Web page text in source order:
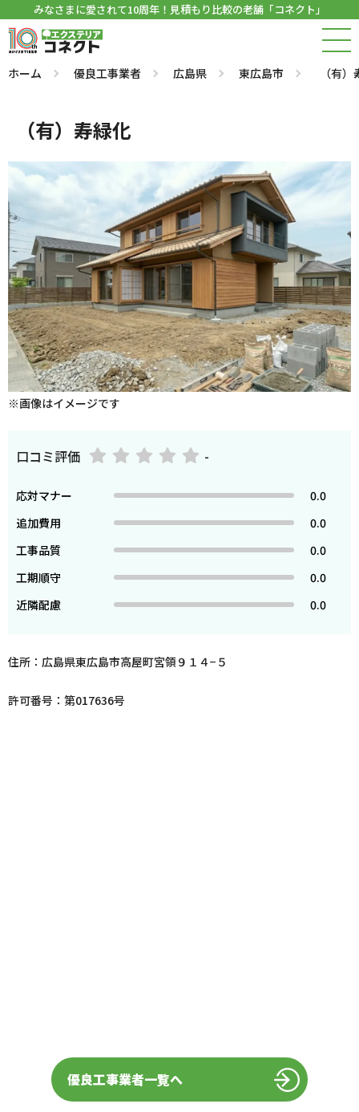
みなさまに愛されて10周年！見積もり比較の老舗「コネクト」
ホーム 優良工事業者 広島県 東広島市 （有
（有）寿緑化
※画像はイメージです
口コミ評価 -
応対マナー
0.0
追加費用
0.0
工事品質
0.0
工期順守
0.0
近隣配慮
0.0
住所：広島県東広島市高屋町宮領９１４−５
許可番号：第017636号
優良工事業者一覧へ